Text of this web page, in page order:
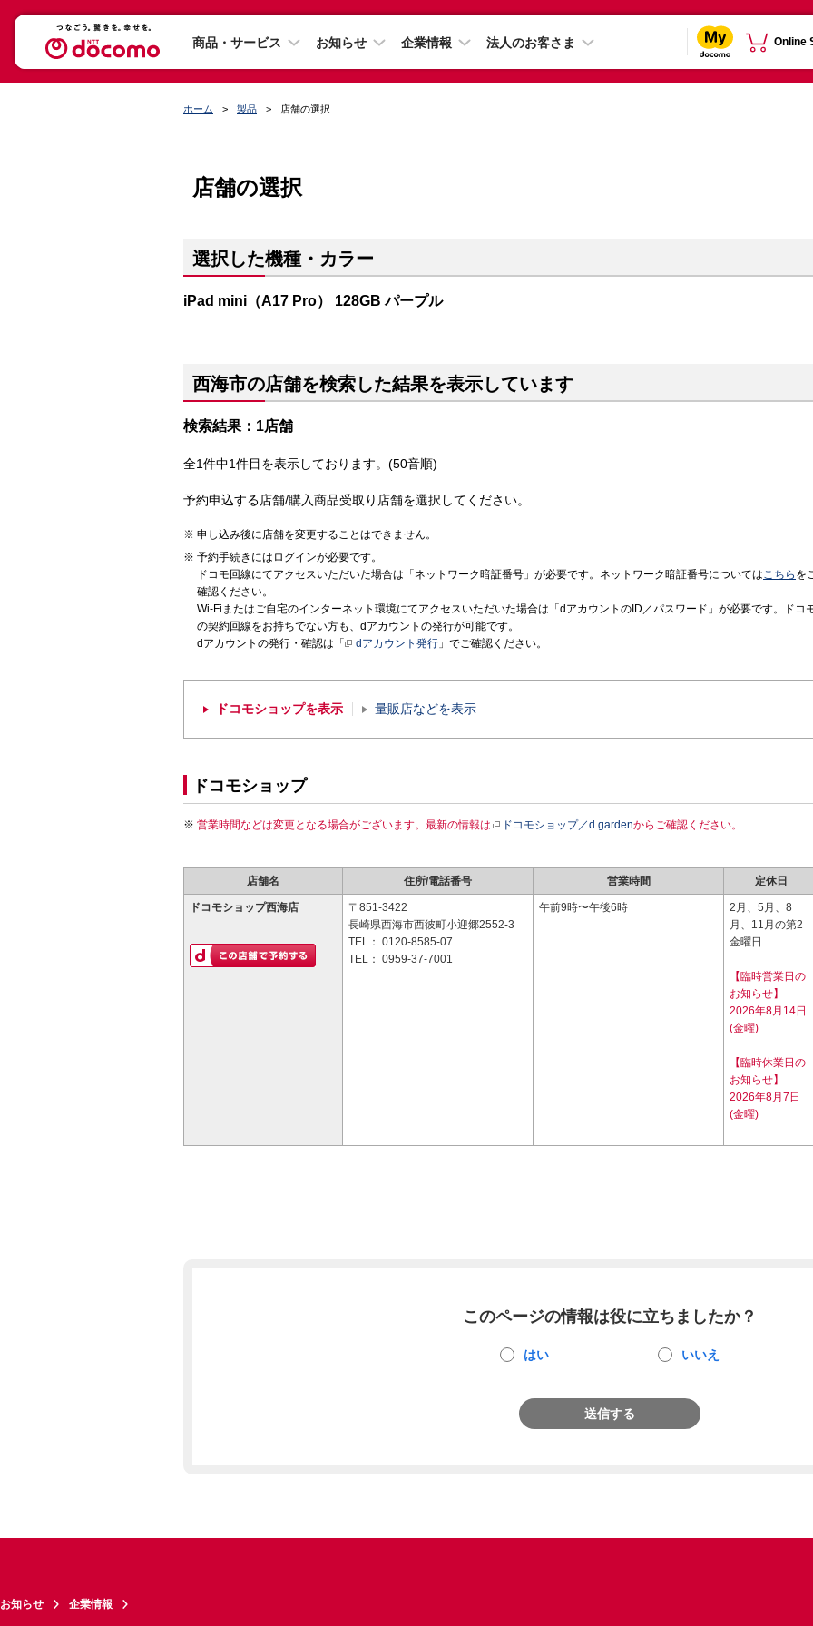
商品・サービス お知らせ 企業情報 法人のお客さま Online
ホーム 製品 店舗の選択
店舗の選択
選択した機種・カラー
iPad mini（A17 Pro） 128GB パープル
西海市の店舗を検索した結果を表示しています
検索結果：1店舗
全1件中1件目を表示しております。(50音順)
予約申込する店舗/購入商品受取り店舗を選択してください。
申し込み後に店舗を変更することはできません。
予約手続きにはログインが必要です。
ドコモ回線にてアクセスいただいた場合は「ネットワーク暗証番号」が必要です。ネットワーク暗証番号についてはこちら を
確認ください。
Wi-Fiまたはご自宅のインターネット環境にてアクセスいただいた場合は「dアカウントのID／パスワード」が必要です。ドコ
の契約回線をお持ちでない方も、dアカウントの発行が可能です。
dアカウントの発行・確認は「
dアカウント発行 」でご確認ください。
ドコモショップを表示 量販店などを表示
ドコモショップ
営業時間などは変更となる場合がございます。最新の情報は ドコモショップ／d gardenからご確認ください。
店舗名 住所/電話番号 営業時間 定休日
ドコモショップ西海店
〒851-3422
長崎県西海市西彼町小迎郷2552-3
TEL： 0120-8585-07
TEL： 0959-37-7001
午前9時〜午後6時
2月、5月、8
月、11月の第2
金曜日
【臨時営業日の
お知らせ】
2026年8月14日
(金曜)
【臨時休業日の
お知らせ】
2026年8月7日
(金曜)
このページの情報は役に立ちましたか？
はい いいえ
送信する
お知らせ 企業情報